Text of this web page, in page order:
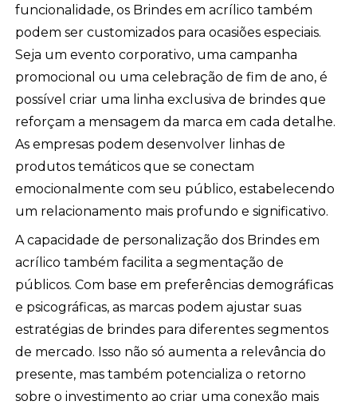
funcionalidade, os Brindes em acrílico também
podem ser customizados para ocasiões especiais.
Seja um evento corporativo, uma campanha
promocional ou uma celebração de fim de ano, é
possível criar uma linha exclusiva de brindes que
reforçam a mensagem da marca em cada detalhe.
As empresas podem desenvolver linhas de
produtos temáticos que se conectam
emocionalmente com seu público, estabelecendo
um relacionamento mais profundo e significativo.
A capacidade de personalização dos Brindes em
acrílico também facilita a segmentação de
públicos. Com base em preferências demográficas
e psicográficas, as marcas podem ajustar suas
estratégias de brindes para diferentes segmentos
de mercado. Isso não só aumenta a relevância do
presente, mas também potencializa o retorno
sobre o investimento ao criar uma conexão mais